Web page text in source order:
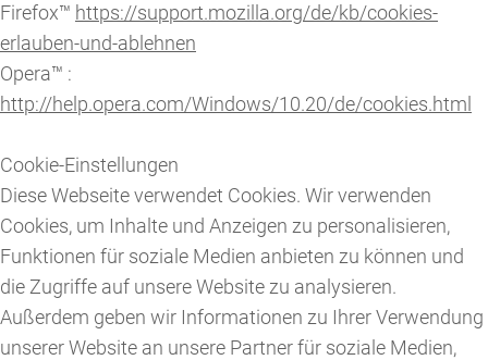
Firefox™ https://support.mozilla.org/de/kb/cookies-
erlauben-und-ablehnen
Opera™ :
http://help.opera.com/Windows/10.20/de/cookies.html
Cookie-Einstellungen
Diese Webseite verwendet Cookies. Wir verwenden
Cookies, um Inhalte und Anzeigen zu personalisieren,
Funktionen für soziale Medien anbieten zu können und
die Zugriffe auf unsere Website zu analysieren.
Außerdem geben wir Informationen zu Ihrer Verwendung
unserer Website an unsere Partner für soziale Medien,